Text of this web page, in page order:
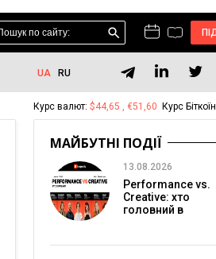
UA RU
Курс валют: $44,65 , €51,60 Курс
МАЙБУТНІ ПОДІЇ
13.08.2026
Performance vs.
Creative: хто
головний в